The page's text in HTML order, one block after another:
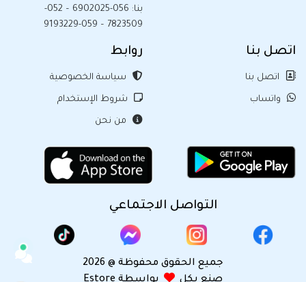
بنا: 056-6902025 – 052-
7823509 – 059-9193229
اتصل بنا
اتصل بنا
واتساب
روابط
سياسة الخصوصية
شروط الإستخدام
من نحن
التواصل الاجتماعي
جميع الحقوق محفوظة @ 2026
صنع بكل
بواسطة Estore